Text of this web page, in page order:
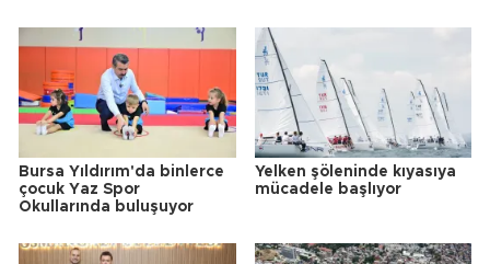
Bursa Yıldırım'da binlerce
çocuk Yaz Spor
Okullarında buluşuyor
Yelken şöleninde kıyasıya
mücadele başlıyor